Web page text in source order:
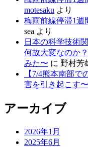
motesaku より
梅雨前線停滞1週
sea より
日本の科学技術
何故大変なのか
みた〜 に 野村芳
【7/4熊本南部
害を引き起こす〜
アーカイブ
2026年1月
2025年6月